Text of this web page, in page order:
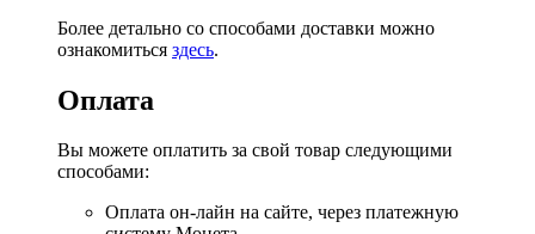
Более детально со способами доставки можно
ознакомиться здесь.
Оплата
Вы можете оплатить за свой товар следующими
способами:
Оплата он-лайн на сайте, через платежную